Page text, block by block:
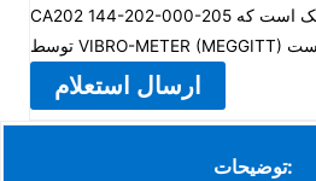
CA202 144-202-000-205 یک شتاب‌سنج پیزوالکتریک است که
ارسال استعلام
توضیحات: